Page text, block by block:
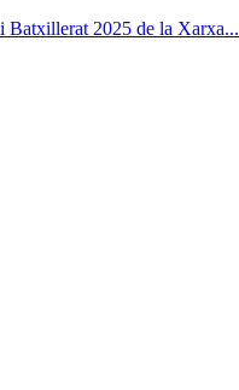
Batxillerat 2025 de la Xarxa...